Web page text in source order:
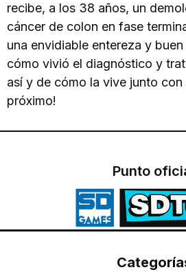
recibe, a los 38 años, un
cáncer de colon en fase
una envidiable entereza y
cómo vivió el diagnóstico y
así y de cómo la vive junto
próximo!
Punto